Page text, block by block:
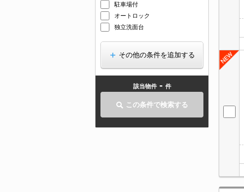
駐車場付
オートロック
独立洗面台
その他の条件を追加する
該当物件 - 件
この条件で検索する